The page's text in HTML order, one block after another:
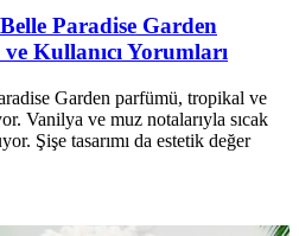
Paradise Garden
Kullanıcı Yorumları
Garden parfümü, tropikal ve
Vanilya ve muz notalarıyla sıcak
Şişe tasarımı da estetik değer